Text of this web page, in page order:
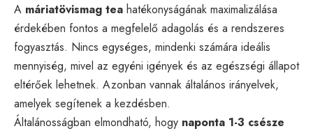
A máriatövismag tea hatékonyságának maximalizálása
érdekében fontos a megfelelő adagolás és a rendszeres
fogyasztás. Nincs egységes, mindenki számára ideális
mennyiség, mivel az egyéni igények és az egészségi állapot
eltérőek lehetnek. Azonban vannak általános irányelvek,
amelyek segítenek a kezdésben.
Általánosságban elmondható, hogy naponta 1-3 csésze